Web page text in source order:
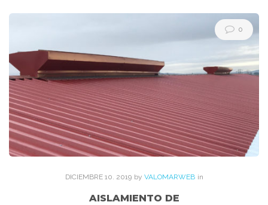
Etiqueta:
0
DICIEMBRE10. 2019 by VALOMARWEB in
AISLAMIENTO DE